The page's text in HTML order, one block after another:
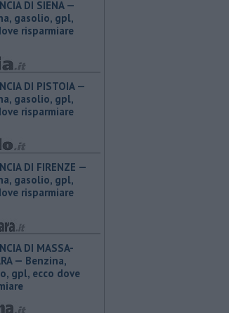
DI SIENA —
gasolio, gpl,
risparmiare
DI PISTOIA —
gasolio, gpl,
risparmiare
DI FIRENZE —
gasolio, gpl,
risparmiare
DI MASSA-
— ​Benzina,
gpl, ecco dove